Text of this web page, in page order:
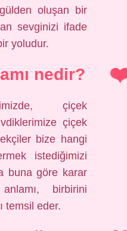
oluşan bir
sevginizi ifade
yoludur.
nedir?
çiçek
çiçek
bize hangi
istediğimizi
buna göre karar
birbirini
temsil eder.